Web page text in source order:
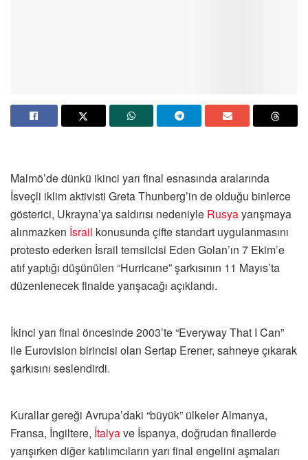
Malmö’de dünkü ikinci yarı final esnasında aralarında
İsveçli iklim aktivisti Greta Thunberg’in de olduğu binlerce
gösterici, Ukrayna’ya saldırısı nedeniyle Rusyayarışmaya
alınmazken İsrail konusunda çifte standart uygulanmasını
protesto ederken İsrail temsilcisi Eden Golan’ın 7 Ekim’e
atıf yaptığı düşünülen “Hurricane” şarkısının 11 Mayıs’ta
düzenlenecek finalde yarışacağı açıklandı.
İkinci yarı final öncesinde 2003’te “Everyway That I Can”
ile Eurovision birincisi olan Sertap Erener, sahneye çıkarak
şarkısını seslendirdi.
Kurallar gereği Avrupa’daki “büyük” ülkeler Almanya,
Fransa, İngiltere, İtalyave İspanya, doğrudan finallerde
yarışırken diğer katılımcıların yarı final engelini aşmaları